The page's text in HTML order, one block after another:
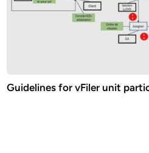
Guidelines for vFiler unit